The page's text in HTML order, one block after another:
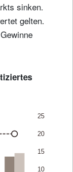
sinken.
gelten.